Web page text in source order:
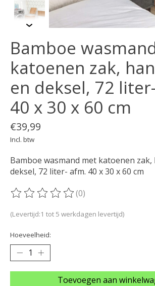
Bamboe
katoenen zak,
en deksel, 72
40 x 30 x 60 cm
€39,99
Incl. btw
Bamboe wasmand met katoenen zak,
deksel, 72 liter- afm. 40 x 30 x 60 cm
De beoordeling van dit product is
(0)
(Levertijd:1 tot 5 werkdagen levertijd)
Hoeveelheid:
Toevoegen aan